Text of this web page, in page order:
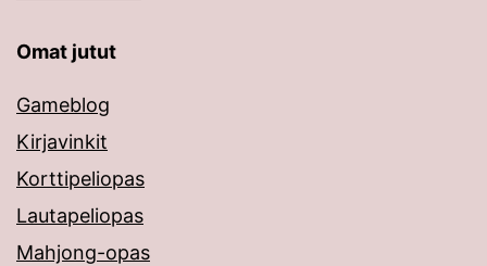
Omat jutut
Gameblog
Kirjavinkit
Korttipeliopas
Lautapeliopas
Mahjong-opas